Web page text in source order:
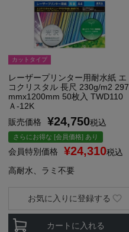
カットタイプ
レーザープリンター用耐水紙 エ
コクリスタル 長尺 230g/m2 297
mmx1200mm 50枚入 TWD110
Ａ-12K
販売価格
¥24,750税込
さらにお得な [会員価格] あり
会員特別価格 ¥24,310税込
高耐水、ラミ不要
カートに入れる
お気に入りに登録する